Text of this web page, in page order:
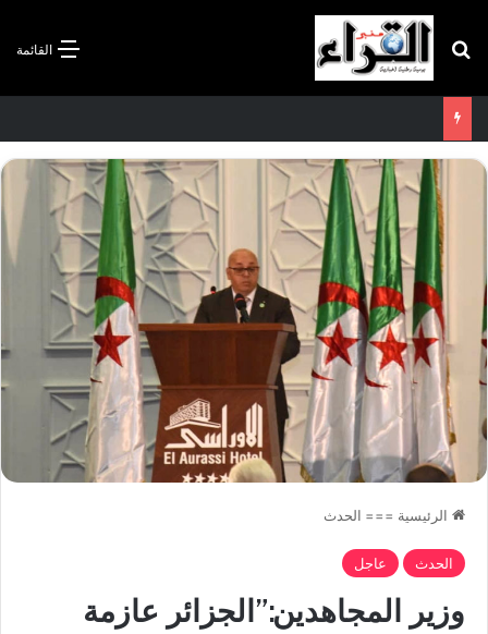
القائمة بحث عن
الرئيسية === الحدث
الحدث عاجل
وزير المجاهدين:”الجزائر عازمة